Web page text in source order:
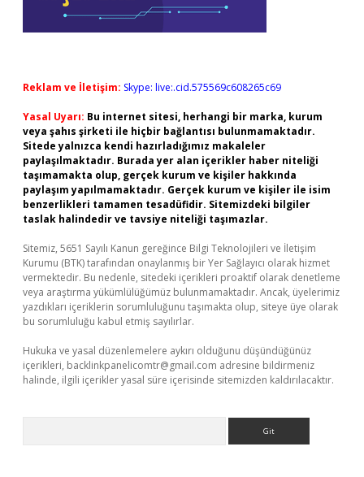
Reklam ve İletişim: Skype: live:.cid.575569c608265c69
Yasal Uyarı: Bu internet sitesi, herhangi bir marka, kurum
veya şahıs şirketi ile hiçbir bağlantısı bulunmamaktadır.
Sitede yalnızca kendi hazırladığımız makaleler
paylaşılmaktadır. Burada yer alan içerikler haber niteliği
taşımamakta olup, gerçek kurum ve kişiler hakkında
paylaşım yapılmamaktadır. Gerçek kurum ve kişiler ile isim
benzerlikleri tamamen tesadüfidir. Sitemizdeki bilgiler
taslak halindedir ve tavsiye niteliği taşımazlar.
Sitemiz, 5651 Sayılı Kanun gereğince Bilgi Teknolojileri ve İletişim
Kurumu (BTK) tarafından onaylanmış bir Yer Sağlayıcı olarak hizmet
vermektedir. Bu nedenle, sitedeki içerikleri proaktif olarak denetleme
veya araştırma yükümlülüğümüz bulunmamaktadır. Ancak, üyelerimiz
yazdıkları içeriklerin sorumluluğunu taşımakta olup, siteye üye olarak
bu sorumluluğu kabul etmiş sayılırlar.
Hukuka ve yasal düzenlemelere aykırı olduğunu düşündüğünüz
içerikleri, backlinkpanelicomtr@gmail.com adresine bildirmeniz
halinde, ilgili içerikler yasal süre içerisinde sitemizden kaldırılacaktır.